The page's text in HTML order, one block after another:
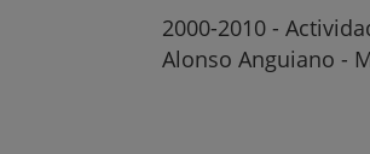
2000-2010 -
Alonso Anguiano -